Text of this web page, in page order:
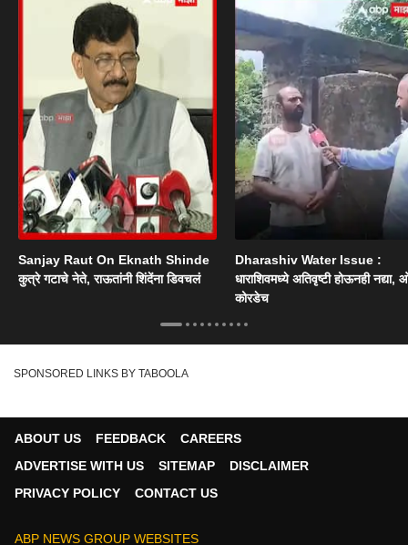
Sanjay Raut On Eknath Shinde
कुत्रे गटाचे नेते, राऊतांनी शिंदेंना डिवचलं
Dharashiv Water Issue :
धाराशिवमध्ये अतिवृष्टी होऊनही नद्या,
कोरडेच
SPONSORED LINKS BY TABOOLA
ABOUT US FEEDBACK
CAREERS
ADVERTISE WITH US
SITEMAP
DISCLAIMER
PRIVACY POLICY
CONTACT US
ABP NEWS GROUP WEBSITES